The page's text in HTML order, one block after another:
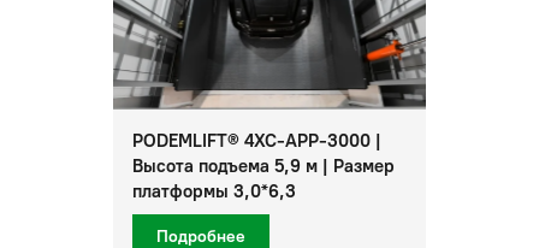
PODEMLIFT® 4XC-APP-3000 |
Высота подъема 5,9 м | Размер
платформы 3,0*6,3
Подробнее